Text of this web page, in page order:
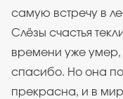
самую встречу в
Слёзы счастья
времени уже умер,
спасибо. Но она
прекрасна, и в